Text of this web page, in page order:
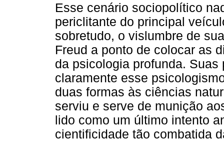
Esse cenário sociopolítico
periclitante do principal
sobretudo, o vislumbre de
Freud a ponto de colocar as
da psicologia profunda.
claramente esse
duas formas às ciências
serviu e serve de munição
lido como um último intento
cientificidade tão combatida